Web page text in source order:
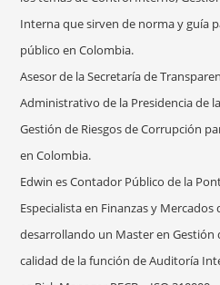
Interna que sirven de norma y guía
público en Colombia.
Asesor de la Secretaría de
Administrativo de la Presidencia de
Gestión de Riesgos de Corrupción
en Colombia.
Edwin es Contador Público de la
Especialista en Finanzas y
desarrollando un Master en Gestión
calidad de la función de Auditoría